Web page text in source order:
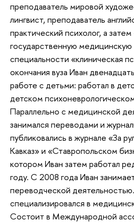
преподаватель мировой
лингвист, преподаватель
практический психолог, а
государственную
специальности «клиническая
окончания вуза Иван
работе с детьми: работал в
детском
Параллельно с медицинской
занимался переводами и
публиковались в журнале «За
Кавказ» и «Ставропольском
котором Иван затем работал
году. С 2008 года Иван
переводческой
специализировался в
Состоит в Международной